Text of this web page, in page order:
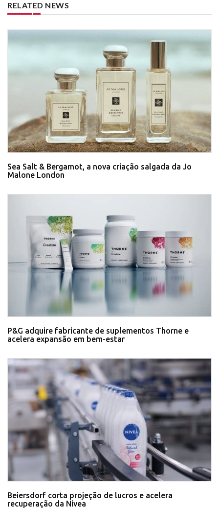
RELATED NEWS
Sea Salt & Bergamot, a nova criação salgada da Jo
Malone London
P&G adquire fabricante de suplementos Thorne e
acelera expansão em bem-estar
Beiersdorf corta projeção de lucros e acelera
recuperação da Nivea